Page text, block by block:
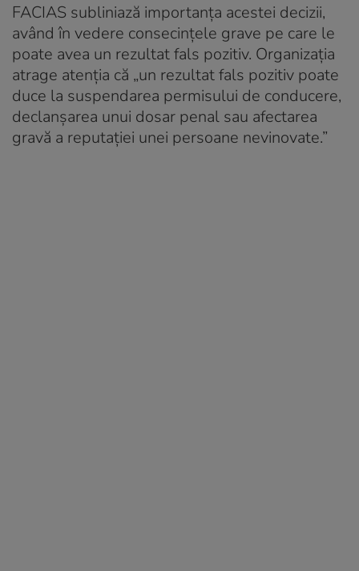
FACIAS subliniază importanța acestei decizii,
având în vedere consecințele grave pe care le
poate avea un rezultat fals pozitiv. Organizația
atrage atenția că „un rezultat fals pozitiv poate
duce la suspendarea permisului de conducere,
declanșarea unui dosar penal sau afectarea
gravă a reputației unei persoane nevinovate.”